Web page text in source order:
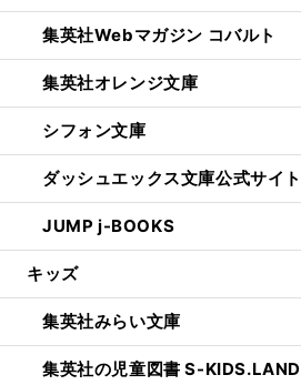
集英社Webマガジン コバルト
集英社オレンジ文庫
シフォン文庫
ダッシュエックス文庫公式サイト
JUMP j-BOOKS
キッズ
集英社みらい文庫
集英社の児童図書 S-KIDS.LAND